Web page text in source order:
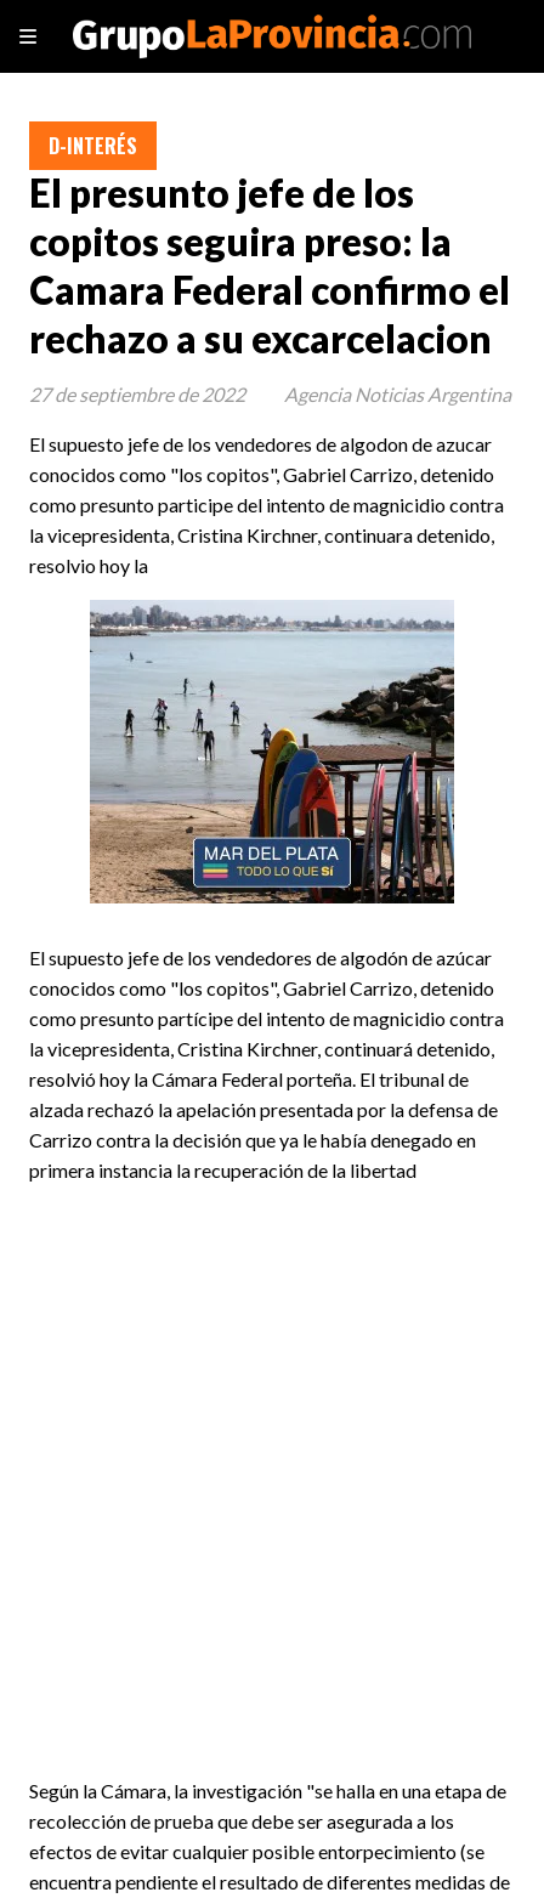
El presunto jefe de los
copitos seguira preso: la
Camara Federal confirmo el
rechazo a su excarcelacion
El supuesto jefe de los vendedores de algodon de azucar
conocidos como "los copitos", Gabriel Carrizo, detenido
como presunto participe del intento de magnicidio contra
la vicepresidenta, Cristina Kirchner, continuara detenido,
resolvio hoy la
D-INTERÉS
27 de septiembre de 2022 Agencia Noticias Argentina
El supuesto jefe de los vendedores de algodón de azúcar
conocidos como "los copitos", Gabriel Carrizo, detenido
como presunto partícipe del intento de magnicidio contra
la vicepresidenta, Cristina Kirchner, continuará detenido,
resolvió hoy la Cámara Federal porteña. El tribunal de
alzada rechazó la apelación presentada por la defensa de
Carrizo contra la decisión que ya le había denegado en
primera instancia la recuperación de la libertad
Según la Cámara, la investigación "se halla en una etapa de
recolección de prueba que debe ser asegurada a los
efectos de evitar cualquier posible entorpecimiento (se
encuentra pendiente el resultado de diferentes medidas de